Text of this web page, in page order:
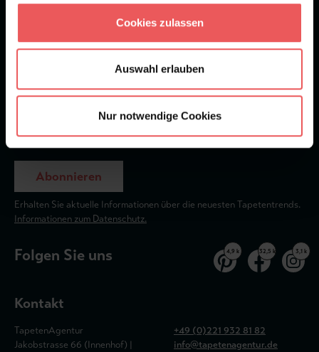
Cookies zulassen
Auswahl erlauben
Nur notwendige Cookies
★★★★★Bei 1245 Bewertungen
Newsletter
Abonnieren
Erhalten Sie aktuelle Informationen über die neuesten Tapetentrends.
Informationen zum Datenschutz.
Folgen Sie uns 4,9 k 32,5 k 3,1 k
Kontakt
TapetenAgentur
Jakobstrasse 66 (Innenhof) |
+49 (0)221 932 81 82
info@tapetenagentur.de